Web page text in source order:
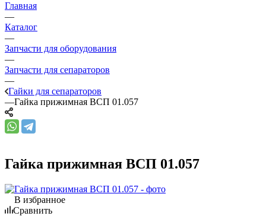
Главная
—
Каталог
—
Запчасти для оборудования
—
Запчасти для сепараторов
—
Гайки для сепараторов
—Гайка прижимная ВСП 01.057
Гайка прижимная ВСП 01.057
В избранное
Сравнить